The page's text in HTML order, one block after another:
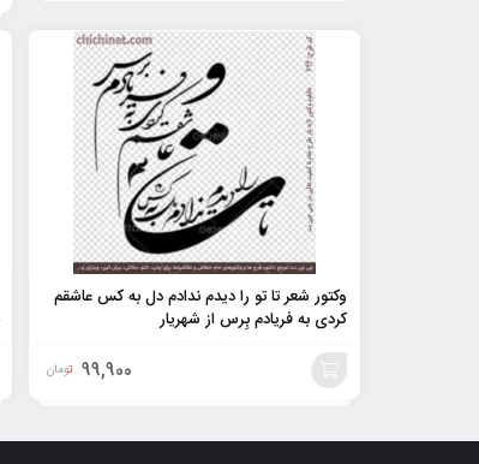
وکتور شعر تا تو را دیدم ندادم دل به کس عاشقم
کردی به فریادم بِرس از شهریار
99,900 تومان